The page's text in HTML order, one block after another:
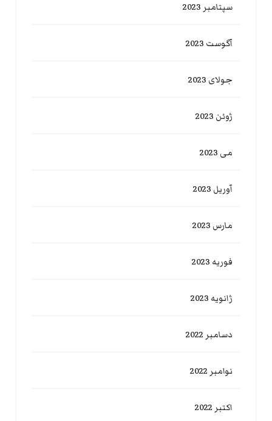
سپتامبر 2023
آگوست 2023
جولای 2023
ژوئن 2023
می 2023
آوریل 2023
مارس 2023
فوریه 2023
ژانویه 2023
دسامبر 2022
نوامبر 2022
اکتبر 2022